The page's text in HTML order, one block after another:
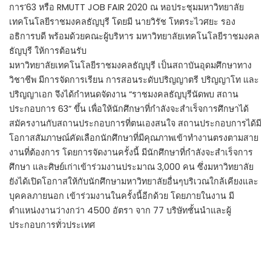
การ’63 หรือ RMUTT JOB FAIR 2020 ณ หอประชุมมหาวิทยาลัย
เทคโนโลยีราชมงคลธัญบุรี โดยมี นายวิรัช โหตระไวศยะ รอง
อธิการบดี พร้อมด้วยคณะผู้บริหาร มหาวิทยาลัยเทคโนโลยีราชมงคล
ธัญบุรี ให้การต้อนรับ
มหาวิทยาลัยเทคโนโลยีราชมงคลธัญบุรี เป็นสถาบันอุดมศึกษาทาง
วิชาชีพ มีการจัดการเรียน การสอนระดับปริญญาตรี ปริญญาโท และ
ปริญญาเอก จึงได้กำหนดจัดงาน “ราชมงคลธัญบุรีนัดพบ สถาน
ประกอบการ 63” ขึ้น เพื่อให้นักศึกษาที่กำลังจะสำเร็จการศึกษาได้
สมัครงานกับสถานประกอบการที่ตนเองสนใจ สถานประกอบการได้มี
โอกาสสัมภาษณ์คัดเลือกนักศึกษาที่มีคุณภาพเข้าทำงานตรงตามสาย
งานที่ต้องการ โดยการจัดงานครั้งนี้ มีนักศึกษาที่กำลังจะสำเร็จการ
ศึกษา และศิษย์เก่าเข้าร่วมงานประมาณ 3,000 คน ซึ่งมหาวิทยาลัย
ยังได้เปิดโอกาสให้กับนักศึกษามหาวิทยาลัยอื่นๆบริเวณใกล้เคียงและ
บุคคลภายนอก เข้าร่วมงานในครั้งนี้อีกด้วย โดยภายในงาน มี
ตำแหน่งงานว่างกว่า 4500 อัตรา จาก 77 บริษัทชั้นนำและผู้
ประกอบการทั่วประเทศ